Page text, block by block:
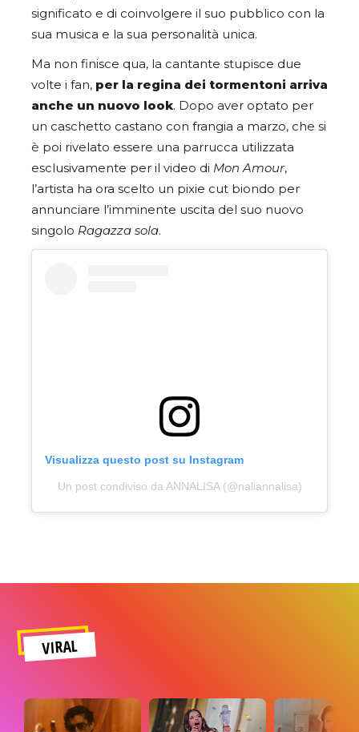
significato e di coinvolgere il suo pubblico con la
sua musica e la sua personalità unica.
Ma non finisce qua, la cantante stupisce due
volte i fan, per la regina dei tormentoni arriva
anche un nuovo look. Dopo aver optato per
un caschetto castano con frangia a marzo, che si
è poi rivelato essere una parrucca utilizzata
esclusivamente per il video di Mon Amour,
l’artista ha ora scelto un pixie cut biondo per
annunciare l’imminente uscita del suo nuovo
singolo Ragazza sola.
Visualizza questo post su Instagram
Un post condiviso da ANNALISA (@naliannalisa)
VIRAL